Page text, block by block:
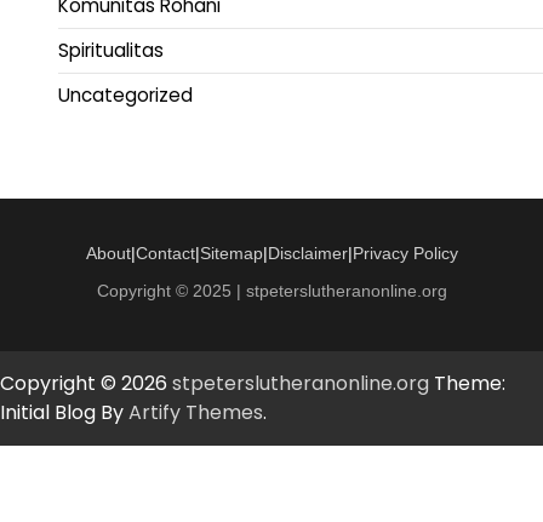
Komunitas Rohani
Spiritualitas
Uncategorized
About|Contact|Sitemap|Disclaimer|Privacy Policy
Copyright © 2025 | stpeterslutheranonline.org
Copyright © 2026 stpeterslutheranonline.org Theme:
Initial Blog ByArtify Themes.